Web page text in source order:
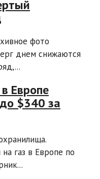
фото
днем снижаются
Европе
$340 за
газ в Европе по